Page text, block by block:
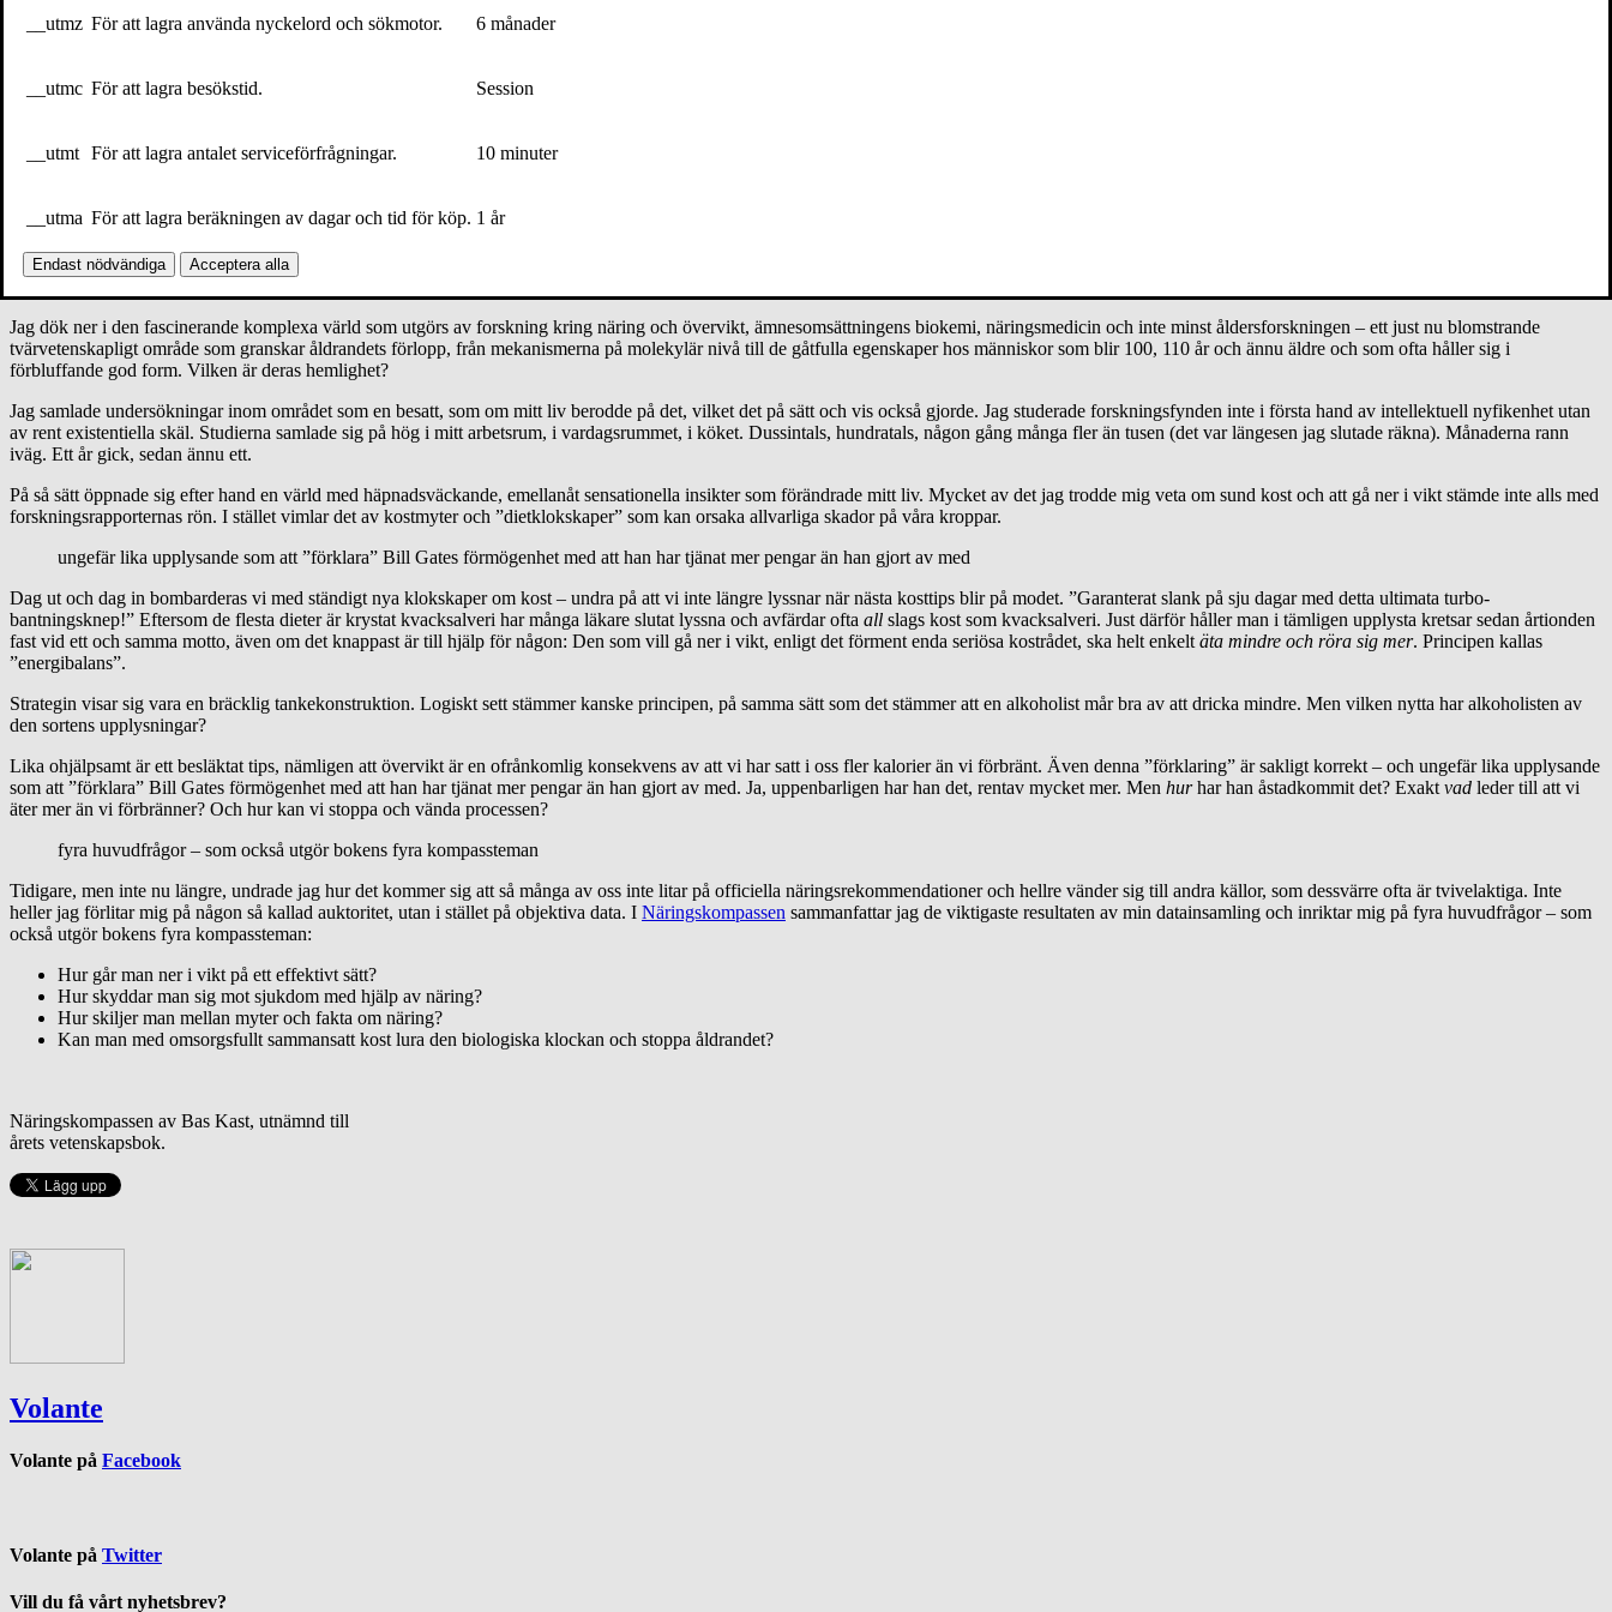
kraft som ”det” tynger dig med och tvingar dig att ge efter. Du stannar direkt, inte för att du tycker det är en god idé att pusta ut lite, nej, du
hoppas att det ska gå över. Att du än en gång blir förskonad och slipper undan, oavsett hur.
Jag har ingen aning om hur länge jag blev stående så, lätt framåtböjd, händerna stödda mot låren, hostande, flämtande. Någon gång började jag försiktigt gå framåt, då och då med ett trevande försök att öka
farten, sedan ny paus. Jag vågade inte jogga vidare.
Jag dök ner i den fascinerande komplexa värld som utgörs av forskning kring näring och övervikt, ämnesomsättningens biokemi, näringsmedicin och inte minst åldersforskningen – ett just nu blomstrande
tvärvetenskapligt område som granskar åldrandets förlopp, från mekanismerna på molekylär nivå till de gåtfulla egenskaper hos människor som blir 100, 110 år och ännu äldre och som ofta håller sig i
förbluffande god form. Vilken är deras hemlighet?
Jag samlade undersökningar inom området som en besatt, som om mitt liv berodde på det, vilket det på sätt och vis också gjorde. Jag studerade forskningsfynden inte i första hand av intellektuell nyfikenhet utan
av rent existentiella skäl. Studierna samlade sig på hög i mitt arbetsrum, i vardagsrummet, i köket. Dussintals, hundratals, någon gång många fler än tusen (det var längesen jag slutade räkna). Månaderna rann
iväg. Ett år gick, sedan ännu ett.
På så sätt öppnade sig efter hand en värld med häpnadsväckande, emellanåt sensationella insikter som förändrade mitt liv. Mycket av det jag trodde mig veta om sund kost och att gå ner i vikt stämde inte alls med
forskningsrapporternas rön. I stället vimlar det av kostmyter och ”dietklokskaper” som kan orsaka allvarliga skador på våra kroppar.
ungefär lika upplysande som att ”förklara” Bill Gates förmögenhet med att han har tjänat mer pengar än han gjort av med
Dag ut och dag in bombarderas vi med ständigt nya klokskaper om kost – undra på att vi inte längre lyssnar när nästa kosttips blir på modet. ”Garanterat slank på sju dagar med detta ultimata turbo-
bantningsknep!” Eftersom de flesta dieter är krystat kvacksalveri har många läkare slutat lyssna och avfärdar ofta all slags kost som kvacksalveri. Just därför håller man i tämligen upplysta kretsar sedan årtionden
fast vid ett och samma motto, även om det knappast är till hjälp för någon: Den som vill gå ner i vikt, enligt det förment enda seriösa kostrådet, ska helt enkelt äta mindre och röra sig mer. Principen kallas
”energibalans”.
Strategin visar sig vara en bräcklig tankekonstruktion. Logiskt sett stämmer kanske principen, på samma sätt som det stämmer att en alkoholist mår bra av att dricka mindre. Men vilken nytta har alkoholisten av
den sortens upplysningar?
Lika ohjälpsamt är ett besläktat tips, nämligen att övervikt är en ofrånkomlig konsekvens av att vi har satt i oss fler kalorier än vi förbränt. Även denna ”förklaring” är sakligt korrekt – och ungefär lika upplysande
som att ”förklara” Bill Gates förmögenhet med att han har tjänat mer pengar än han gjort av med. Ja, uppenbarligen har han det, rentav mycket mer. Men hurhar han åstadkommit det? Exakt vad leder till att vi
äter mer än vi förbränner? Och hur kan vi stoppa och vända processen?
fyra huvudfrågor – som också utgör bokens fyra kompassteman
Tidigare, men inte nu längre, undrade jag hur det kommer sig att så många av oss inte litar på officiella näringsrekommendationer och hellre vänder sig till andra källor, som dessvärre ofta är tvivelaktiga. Inte
heller jag förlitar mig på någon så kallad auktoritet, utan i stället på objektiva data. I Näringskompassen sammanfattar jag de viktigaste resultaten av min datainsamling och inriktar mig på fyra huvudfrågor – som
också utgör bokens fyra kompassteman:
Hur går man ner i vikt på ett effektivt sätt?
Hur skyddar man sig mot sjukdom med hjälp av näring?
Hur skiljer man mellan myter och fakta om näring?
Kan man med omsorgsfullt sammansatt kost lura den biologiska klockan och stoppa åldrandet?
Näringskompassen av Bas Kast, utnämnd till
årets vetenskapsbok.
Volante
Volante på Facebook
Volante på Twitter
Vill du få vårt nyhetsbrev?
__utmz För att lagra använda nyckelord och sökmotor. 6 månader
__utmc För att lagra besökstid. Session
__utmt För att lagra antalet serviceförfrågningar. 10 minuter
__utma För att lagra beräkningen av dagar och tid för köp. 1 år
Endast nödvändiga Acceptera alla